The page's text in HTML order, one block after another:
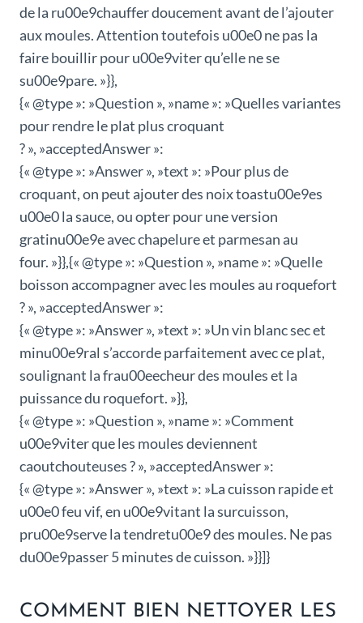
de la ru00e9chauffer doucement avant de l’ajouter
aux moules. Attention toutefois u00e0 ne pas la
faire bouillir pour u00e9viter qu’elle ne se
su00e9pare. »}},
{« @type »: »Question », »name »: »Quelles variantes
pour rendre le plat plus croquant
? », »acceptedAnswer »:
{« @type »: »Answer », »text »: »Pour plus de
croquant, on peut ajouter des noix toastu00e9es
u00e0 la sauce, ou opter pour une version
gratinu00e9e avec chapelure et parmesan au
four. »}},{« @type »: »Question », »name »: »Quelle
boisson accompagner avec les moules au roquefort
? », »acceptedAnswer »:
{« @type »: »Answer », »text »: »Un vin blanc sec et
minu00e9ral s’accorde parfaitement avec ce plat,
soulignant la frau00eecheur des moules et la
puissance du roquefort. »}},
{« @type »: »Question », »name »: »Comment
u00e9viter que les moules deviennent
caoutchouteuses ? », »acceptedAnswer »:
{« @type »: »Answer », »text »: »La cuisson rapide et
u00e0 feu vif, en u00e9vitant la surcuisson,
pru00e9serve la tendretu00e9 des moules. Ne pas
du00e9passer 5 minutes de cuisson. »}}]}
COMMENT BIEN NETTOYER LES